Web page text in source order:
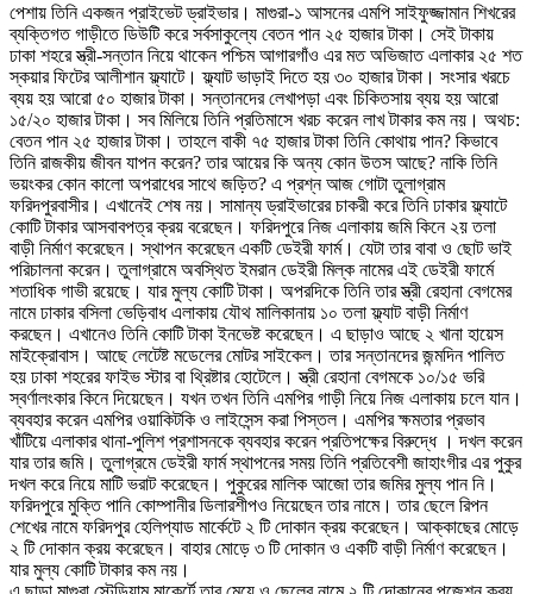
পেশায় তিনি একজন প্রাইভেট ড্রাইভার। মাগুরা-১ আসনের এমপি সাইফুজ্জামান শিখরের
ব্যক্তিগত গাড়ীতে ডিউটি করে সর্বসাকুল্যে বেতন পান ২৫ হাজার টাকা। সেই টাকায়
ঢাকা শহরে স্ত্রী-সন্তান নিয়ে থাকেন পশ্চিম আগারগাঁও এর মত অভিজাত এলাকার ২৫ শত
স্কয়ার ফিটের আলীশান ফ্ল্যাটে। ফ্ল্যাট ভাড়াই দিতে হয় ৩০ হাজার টাকা। সংসার খরচে
ব্যয় হয় আরো ৫০ হাজার টাকা। সন্তানদের লেখাপড়া এবং চিকিতসায় ব্যয় হয় আরো
১৫/২০ হাজার টাকা। সব মিলিয়ে তিনি প্রতিমাসে খরচ করেন লাখ টাকার কম নয়। অথচ:
বেতন পান ২৫ হাজার টাকা। তাহলে বাকী ৭৫ হাজার টাকা তিনি কোথায় পান? কিভাবে
তিনি রাজকীয় জীবন যাপন করেন? তার আয়ের কি অন্য কোন উতস আছে? নাকি তিনি
ভয়ংকর কোন কালো অপরাধের সাথে জড়িত? এ প্রশ্ন আজ গোটা তুলাগ্রাম
ফরিদপুরবাসীর। এখানেই শেষ নয়। সামান্য ড্রাইভারের চাকরী করে তিনি ঢাকার ফ্ল্যাটে
কোটি টাকার আসবাবপত্র ক্রয় বরেছেন। ফরিদপুরে নিজ এলাকায় জমি কিনে ২য় তলা
বাড়ী নির্মাণ করেছেন। স্থাপন করেছেন একটি ডেইরী ফার্ম। যেটা তার বাবা ও ছোট ভাই
পরিচালনা করেন। তুলাগ্রামে অবস্থিত ইমরান ডেইরী মিল্ক নামের এই ডেইরী ফার্মে
শতাধিক গাভী রয়েছে। যার মুল্য কোটি টাকা। অপরদিকে তিনি তার স্ত্রী রেহানা বেগমের
নামে ঢাকার বসিলা ভেড়িবাধ এলাকায় যৌথ মালিকানায় ১০ তলা ফ্ল্যাট বাড়ী নির্মাণ
করছেন। এখানেও তিনি কোটি টাকা ইনভেষ্ট করেছেন। এ ছাড়াও আছে ২ খানা হায়েস
মাইক্রোবাস। আছে লেটেষ্ট মডেলের মোটর সাইকেল। তার সন্তানদের জন্মদিন পালিত
হয় ঢাকা শহরের ফাইভ স্টার বা থ্রিষ্টার হোটেলে। স্ত্রী রেহানা বেগমকে ১০/১৫ ভরি
স্বর্ণালংকার কিনে দিয়েছেন। যখন তখন তিনি এমপির গাড়ী নিয়ে নিজ এলাকায় চলে যান।
ব্যবহার করেন এমপির ওয়াকিটকি ও লাইসেন্স করা পিস্তল। এমপির ক্ষমতার প্রভাব
খাঁটিয়ে এলাকার থানা-পুলিশ প্রশাসনকে ব্যবহার করেন প্রতিপক্ষের বিরুদ্ধে । দখল করেন
যার তার জমি। তুলাগ্রমে ডেইরী ফার্ম স্থাপনের সময় তিনি প্রতিবেশী জাহাংগীর এর পুকুর
দখল করে নিয়ে মাটি ভরাট করেছেন। পুকুরের মালিক আজো তার জমির মুল্য পান নি।
ফরিদপুরে মুক্তি পানি কোম্পানীর ডিলারশীপও নিয়েছেন তার নামে। তার ছেলে রিপন
শেখের নামে ফরিদপুর হেলিপ্যাড মার্কেটে ২ টি দোকান ক্রয় করেছেন। আক্কাছের মোড়ে
২ টি দোকান ক্রয় করেছেন। বাহার মোড়ে ৩ টি দোকান ও একটি বাড়ী নির্মাণ করেছেন।
যার মুল্য কোটি টাকার কম নয়।